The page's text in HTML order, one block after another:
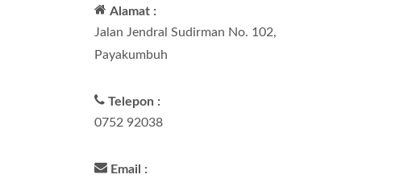
Alamat :
Jalan Jendral Sudirman No. 102,
Payakumbuh
Telepon :
0752 92038
Email :